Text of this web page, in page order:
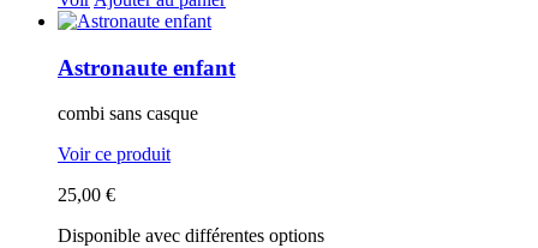
Astronaute enfant
combi sans casque
Voir ce produit
25,00 €
Disponible avec différentes options